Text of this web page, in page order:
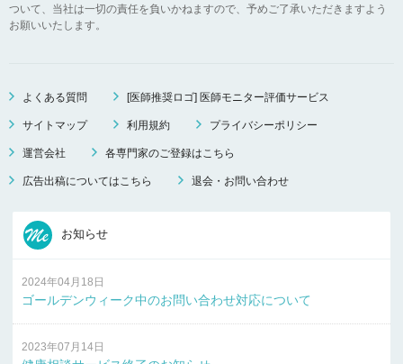
ついて、当社は一切の責任を負いかねますので、予めご了承いただきますよう
お願いいたします。
よくある質問 [医師推奨ロゴ] 医師モニター評価サービス
サイトマップ 利用規約 プライバシーポリシー
運営会社 各専門家のご登録はこちら
広告出稿についてはこちら 退会・お問い合わせ
お知らせ
2024年04月18日
ゴールデンウィーク中のお問い合わせ対応について
2023年07月14日